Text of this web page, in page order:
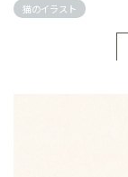
猫のイラスト